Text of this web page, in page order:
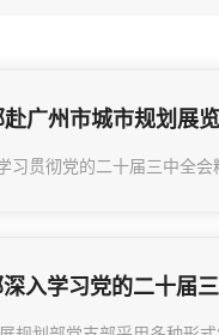
广州市城市规划展
习贯彻党的二十届三中全
入学习党的二十届